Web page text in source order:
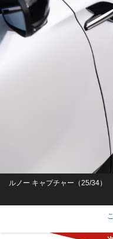
ルノー キャプチャー（25/34）